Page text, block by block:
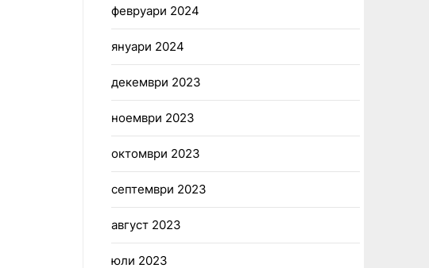
февруари 2024
януари 2024
декември 2023
ноември 2023
октомври 2023
септември 2023
август 2023
юли 2023